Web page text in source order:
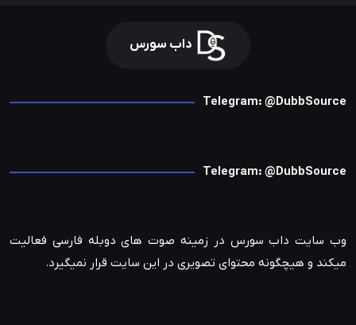
داب سورس
Telegram: @DubbSource
Telegram: @DubbSource
وب سایت داب سورس در زمینه صوت های دوبله فارسی فعالیت
میکند و هیچگونه محتوای تصویری در این سایت قرار نمیگیرد.